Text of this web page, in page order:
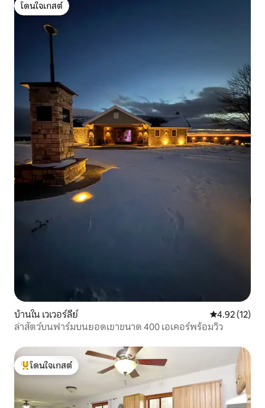
โดนใจเกสต์
โดนใจเกสต์
บ้านใน เวเวอร์ลีย์ คะแนนเฉลี่ย
4.92 (12)
ล่าสัตว์บนฟาร์มบนยอดเขาขนาด 400 เอเคอร์พร้อมวิว
โดนใจเกสต์ที่สุด
โดนใจเกสต์